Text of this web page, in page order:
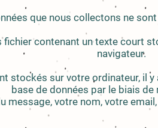
que nous collectons ne
contenant un texte court
navigateur.
stockés sur votre ordinateur, il
base de données par le biais
message, votre nom, votre